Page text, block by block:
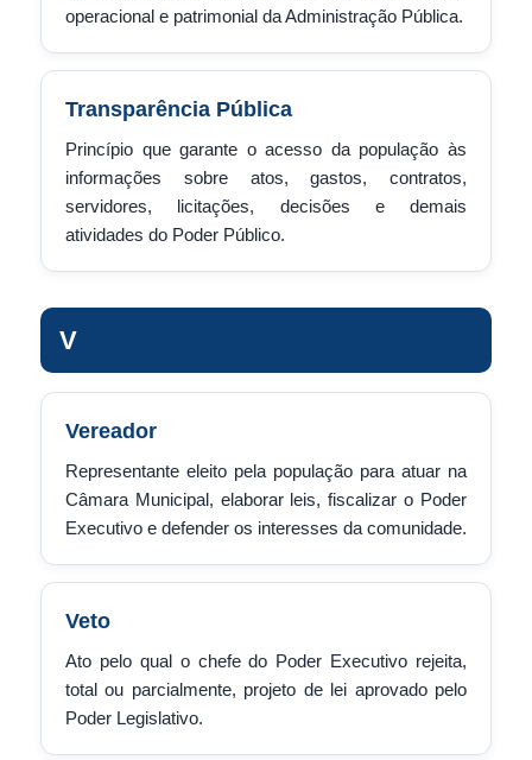
operacional e patrimonial da Administração Pública.
Transparência Pública
Princípio que garante o acesso da população às
informações sobre atos, gastos, contratos,
servidores, licitações, decisões e demais
atividades do Poder Público.
V
Vereador
Representante eleito pela população para atuar na
Câmara Municipal, elaborar leis, fiscalizar o Poder
Executivo e defender os interesses da comunidade.
Veto
Ato pelo qual o chefe do Poder Executivo rejeita,
total ou parcialmente, projeto de lei aprovado pelo
Poder Legislativo.